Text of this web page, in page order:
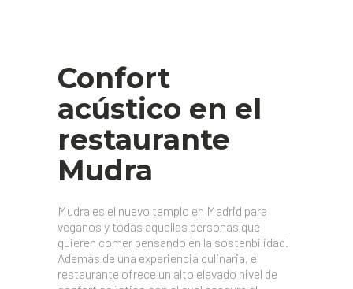
Confort
acústico en el
restaurante
Mudra
Mudra es el nuevo templo en Madrid para
veganos y todas aquellas personas que
quieren comer pensando en la sostenbilidad.
Además de una experiencia culinaria, el
restaurante ofrece un alto elevado nivel de